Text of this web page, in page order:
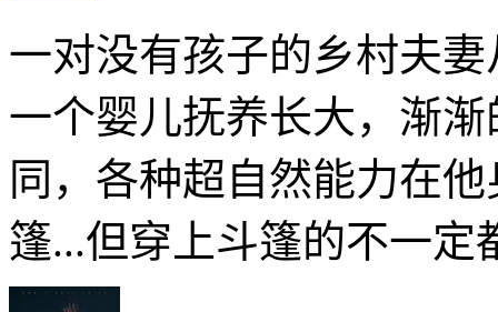
一对没有孩子的乡村夫
一个婴儿抚养长大，渐
同，各种超自然能力在
篷...但穿上斗篷的不一定